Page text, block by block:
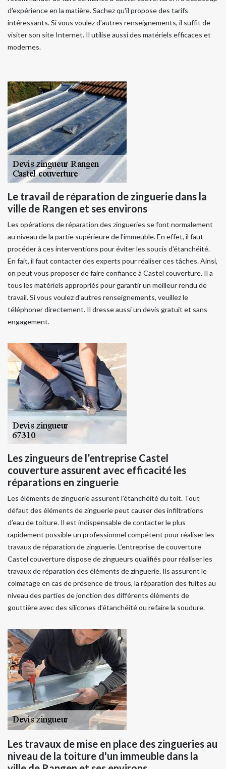
d'expérience en la matière. Sachez qu'il propose des tarifs
intéressants. Si vous voulez d'autres renseignements, il suffit de
visiter son site Internet. Il utilise aussi des matériels efficaces et
modernes.
Le travail de réparation de zinguerie dans la
ville de Rangen et ses environs
Les opérations de réparation des zingueries se font normalement
au niveau de la partie supérieure de l'immeuble. En effet, il faut
procéder à ces interventions pour éviter les soucis d'étanchéité.
En fait, il faut contacter des experts pour réaliser ces tâches. Ainsi,
on peut vous proposer de faire confiance à Castel couverture. Il a
tous les matériels appropriés pour garantir un meilleur rendu de
travail. Si vous voulez d'autres renseignements, veuillez le
téléphoner directement. Il dresse aussi un devis gratuit et sans
engagement.
Les zingueurs de l’entreprise Castel
couverture assurent avec efficacité les
réparations en zinguerie
Les éléments de zinguerie assurent l’étanchéité du toit. Tout
défaut des éléments de zinguerie peut causer des infiltrations
d’eau de toiture. Il est indispensable de contacter le plus
rapidement possible un professionnel compétent pour réaliser les
travaux de réparation de zinguerie. L’entreprise de couverture
Castel couverture dispose de zingueurs qualifiés pour réaliser les
travaux de réparation des éléments de zinguerie. Ils assurent le
colmatage en cas de présence de trous, la réparation des fuites au
niveau des parties de jonction des différents éléments de
gouttière avec des silicones d’étanchéité ou refaire la soudure.
Les travaux de mise en place des zingueries au
niveau de la toiture d'un immeuble dans la